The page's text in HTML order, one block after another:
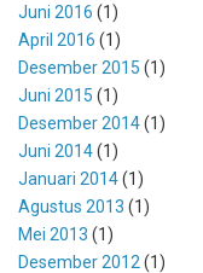
Juni 2016 (1)
April 2016 (1)
Desember 2015 (1)
Juni 2015 (1)
Desember 2014(1)
Juni 2014(1)
Januari 2014(1)
Agustus 2013 (1)
Mei 2013 (1)
Desember 2012 (1)